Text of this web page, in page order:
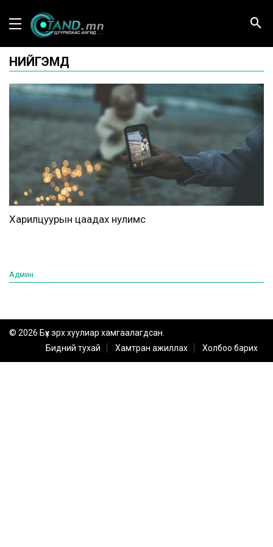
НИЙГЭМД
Харилцуурын цаадах нулимс
Админ
© 2026 Бүх эрх хуулиар хамгаалагдсан.
Бидний тухай
Хамтран ажиллах Холбоо барих